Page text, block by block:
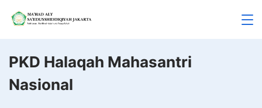
Skip
Aly
PKD Halaqah Mahasantri
Nasional